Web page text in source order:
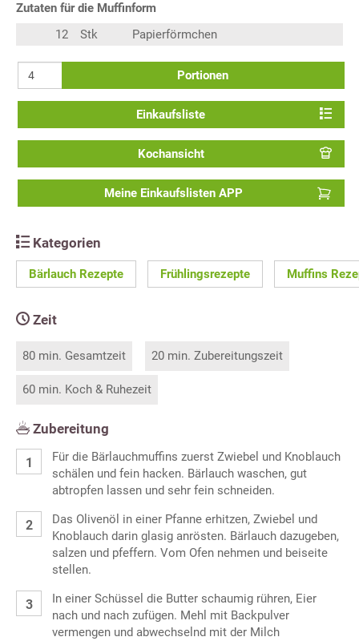
Zutaten für die Muffinform
12
Stk Papierförmchen
Portionen
Einkaufsliste
Kochansicht
Meine Einkaufslisten APP
Kategorien
Bärlauch Rezepte Frühlingsrezepte Muffins
Zeit
80 min. Gesamtzeit 20 min. Zubereitungszeit
60 min. Koch & Ruhezeit
Zubereitung
Für die Bärlauchmuffins zuerst Zwiebel und Knoblauch
schälen und fein hacken. Bärlauch waschen, gut
abtropfen lassen und sehr fein schneiden.
Das Olivenöl in einer Pfanne erhitzen, Zwiebel und
Knoblauch darin glasig anrösten. Bärlauch dazugeben,
salzen und pfeffern. Vom Ofen nehmen und beiseite
stellen.
In einer Schüssel die Butter schaumig rühren, Eier
nach und nach zufügen. Mehl mit Backpulver
vermengen und abwechselnd mit der Milch